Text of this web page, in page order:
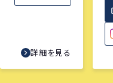
詳細を見る